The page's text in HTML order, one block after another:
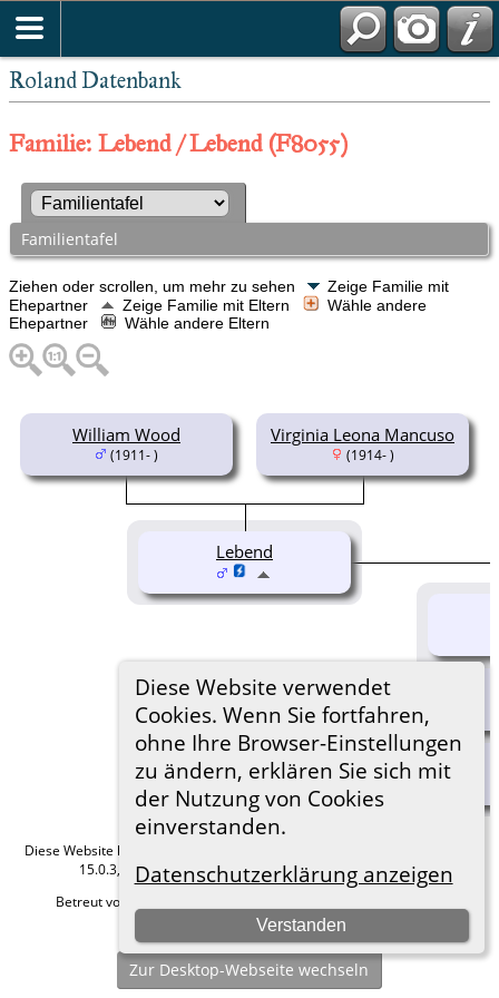
Roland Datenbank
Diese Website verwendet
Cookies. Wenn Sie fortfahren,
ohne Ihre Browser-Einstellungen
zu ändern, erklären Sie sich mit
der Nutzung von Cookies
einverstanden.
Datenschutzerklärung anzeigen
Verstanden
Familie: Lebend / Lebend (F8055)
Familientafel
Ziehen oder scrollen, um mehr zu sehen
Zeige Familie mit
Ehepartner
Zeige Familie mit Eltern
Wähle andere
Ehepartner
Wähle andere Eltern
William Wood
(1911- )
Virginia Leona Mancuso
(1914- )
Lebend
Diese Website läuft mit
15.0.3, programmiert von Darrin Lythgoe © 2001-2026.
Betreut von
Hier geht es zum Impressum
Zur Desktop-Webseite wechseln